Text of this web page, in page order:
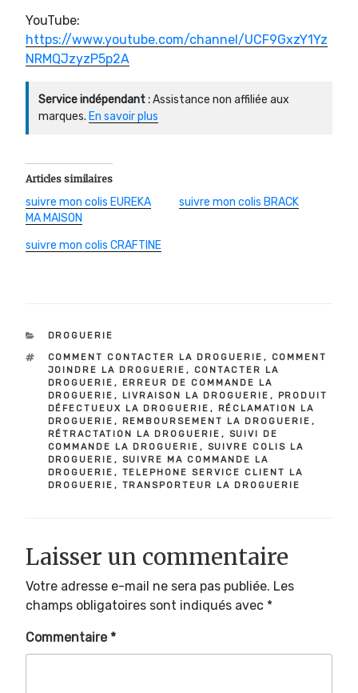
YouTube:
https://www.youtube.com/channel/UCF9GxzY1Yz
NRMQJzyzP5p2A
Service indépendant :Assistance non affiliée aux
marques. En savoir plus
Articles similaires
suivre mon colis EUREKA
MA MAISON
suivre mon colis BRACK
suivre mon colis CRAFTINE
CATÉGORIES
DROGUERIE
ÉTIQUETTES
COMMENT CONTACTER LA DROGUERIE ,
COMMENT
JOINDRE LA DROGUERIE ,
CONTACTER LA
DROGUERIE ,
ERREUR DE COMMANDE LA
DROGUERIE , LIVRAISON LA DROGUERIE ,
PRODUIT
DÉFECTUEUX LA DROGUERIE ,
RÉCLAMATION LA
DROGUERIE , REMBOURSEMENT LA DROGUERIE ,
RÉTRACTATION LA DROGUERIE , SUIVI DE
COMMANDE LA DROGUERIE , SUIVRE COLIS LA
DROGUERIE , SUIVRE MA COMMANDE LA
DROGUERIE , TELEPHONE SERVICE CLIENT LA
DROGUERIE , TRANSPORTEUR LA DROGUERIE
Laisser un commentaire
Votre adresse e-mail ne sera pas publiée. Les
champs obligatoires sont indiqués avec *
Commentaire *